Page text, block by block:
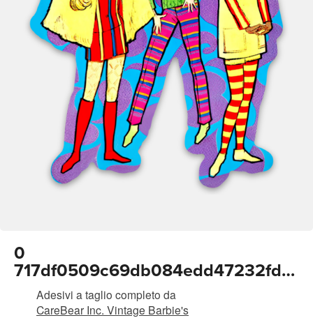
0
717df0509c69db084edd47232fd4
512d
Adesivi a taglio completo da
CareBear Inc. Vintage Barbie's